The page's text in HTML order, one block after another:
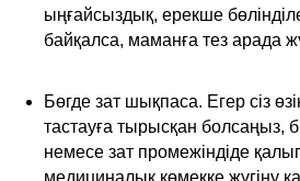
ыңғайсыздық, ерекше
байқалса, маманға тез арада
Бөгде зат шықпаса. Егер сіз
тастауға тырысқан болсаңыз,
немесе зат промежіндіде
медициналық көмекке жүгіну